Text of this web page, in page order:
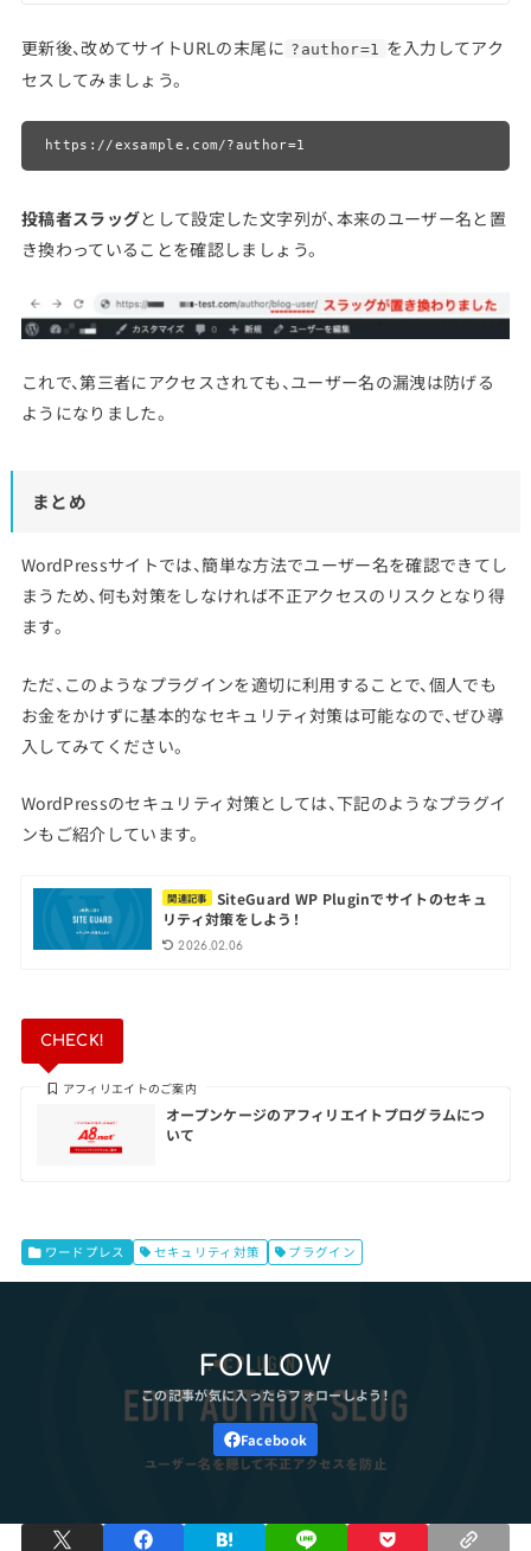
更新後、改めてサイトURLの末尾に ?author=1
を入力してアク
セスしてみましょう。
https://exsample.com/?author=1
投稿者スラッグとして設定した文字列が、本来のユーザー名と置
き換わっていることを確認しましょう。
これで、第三者にアクセスされても、ユーザー名の漏洩は防げる
ようになりました。
まとめ
WordPressサイトでは、簡単な方法でユーザー名を確認できてし
まうため、何も対策をしなければ不正アクセスのリスクとなり得
ます。
ただ、このようなプラグインを適切に利用することで、個人でも
お金をかけずに基本的なセキュリティ対策は可能なので、ぜひ導
入してみてください。
WordPressのセキュリティ対策としては、下記のようなプラグイ
ンもご紹介しています。
関連記事
SiteGuard WP Pluginでサイトのセキュ
リティ対策をしよう！
2026.02.06
CHECK!
オープンケージのアフィリエイトプログラムにつ
いて
アフィリエイトのご案内
ワードプレス セキュリティ対策 プラグイン
FOLLOW